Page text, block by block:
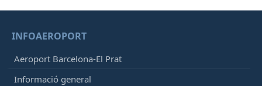
INFOAEROPORT
Aeroport Barcelona-El Prat
Informació general